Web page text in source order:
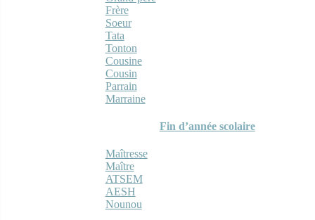
Frère
Soeur
Tata
Tonton
Cousine
Cousin
Parrain
Marraine
Fin d’année scolaire
Maîtresse
Maître
ATSEM
AESH
Nounou